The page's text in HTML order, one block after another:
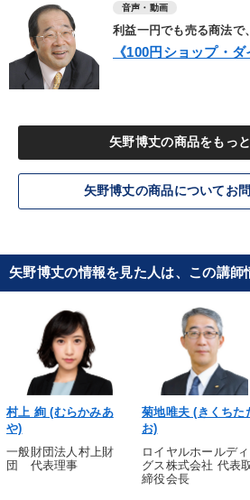
音声・動画
利益一円でも売る商法で
《100円ショップ・
矢野博丈の商品をもっ
矢野博丈の商品についてお
矢野博丈の情報を見た人は、この講師
村上 絢 (むらかみあ
や)
一般財団法人村上財
団 代表理事
菊地唯夫 (きくちた
お)
ロイヤルホールデ
グス株式会社 代表取
締役会長